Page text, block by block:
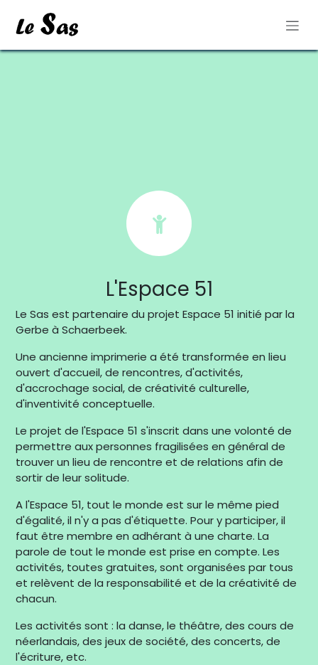
L'Espace 51
Le Sas est partenaire du projet Espace 51 initié par la
Gerbe à Schaerbeek.
Une ancienne imprimerie a été transformée en lieu
ouvert d'accueil, de rencontres, d'activités,
d'accrochage social, de créativité culturelle,
d'inventivité conceptuelle.
Le projet de l'Espace 51 s'inscrit dans une volonté de
permettre aux personnes fragilisées en général de
trouver un lieu de rencontre et de relations afin de
sortir de leur solitude.
A l'Espace 51, tout le monde est sur le même pied
d'égalité, il n'y a pas d'étiquette. Pour y participer, il
faut être membre en adhérant à une charte. La
parole de tout le monde est prise en compte. Les
activités, toutes gratuites, sont organisées par tous
et relèvent de la responsabilité et de la créativité de
chacun.
Les activités sont : la danse, le théâtre, des cours de
néerlandais, des jeux de société, des concerts, de
l'écriture, etc.